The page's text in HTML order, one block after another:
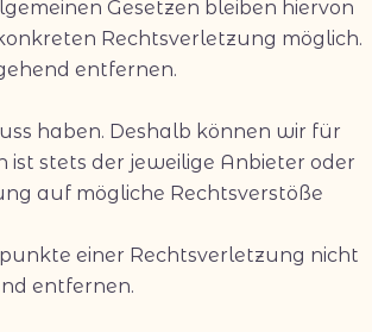
Gesetzen bleiben hiervon
Rechtsverletzung möglich.
entfernen.
haben. Deshalb können wir für
stets der jeweilige Anbieter oder
auf mögliche Rechtsverstöße
einer Rechtsverletzung nicht
entfernen.